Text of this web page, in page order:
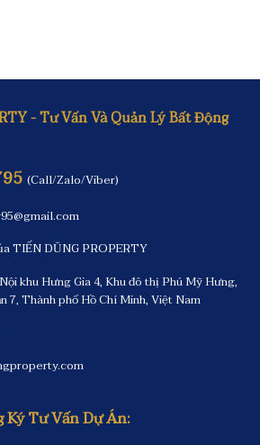
- Tư Vấn Và Quản Lý Bất Động
(Call/Zalo/Viber)
TIẾN DŨNG PROPERTY
khu Hưng Gia 4, Khu đô thị Phú Mỹ Hưng,
7, Thành phố Hồ Chí Minh, Việt Nam
Ký Tư Vấn Dự Án: